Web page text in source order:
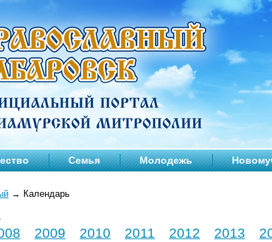
Семья Молодежь
→ Календарь
2009 2010 2011 2012 2013